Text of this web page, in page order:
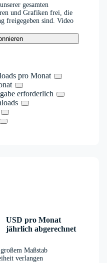
gesamten
und Grafiken frei, die
freigegeben sind. Video
pro Monat
erforderlich
USD pro Monat
jährlich abgerechnet
Maßstab
verlangen